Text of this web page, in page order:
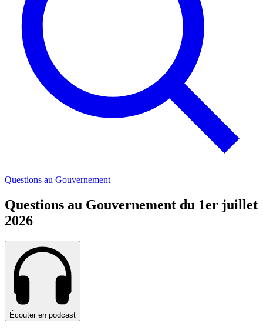
Questions au Gouvernement
Questions au Gouvernement du 1er juillet
2026
Écouter en podcast